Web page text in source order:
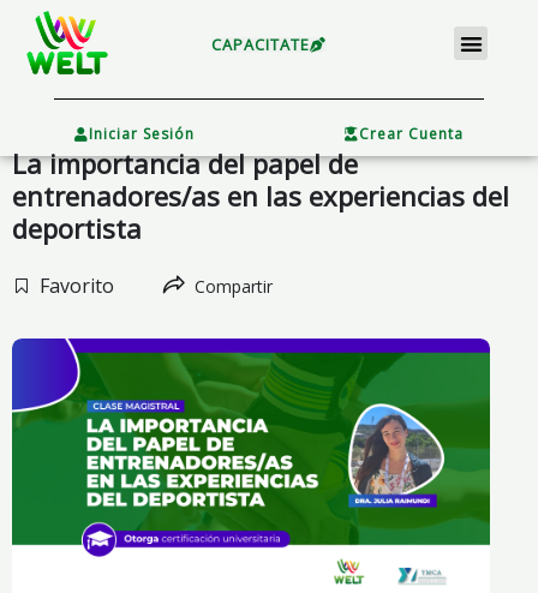
contenido
CAPACITATE Menu
Iniciar Sesión Crear Cuenta
La importancia del papel de
entrenadores/as en las experiencias del
deportista
Favorito Compartir